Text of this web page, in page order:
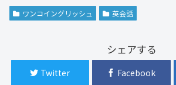
ワンコイングリッシュ 英会話
シェアする
Twitter Facebook